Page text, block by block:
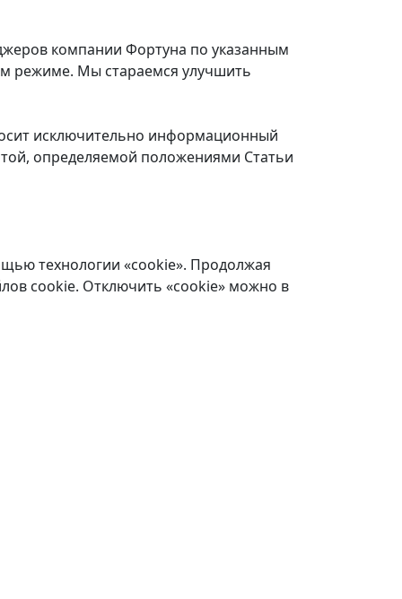
компании Фортуна по указанным
режиме. Мы стараемся улучшить
исключительно информационный
определяемой положениями Статьи
технологии «cookie». Продолжая
cookie. Отключить «cookie» можно в